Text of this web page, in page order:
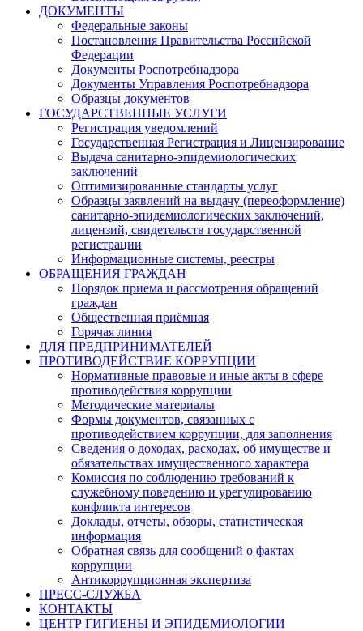
ДОКУМЕНТЫ
Федеральные законы
Постановления Правительства Российской
Федерации
Документы Роспотребнадзора
Документы Управления Роспотребнадзора
Образцы документов
ГОСУДАРСТВЕННЫЕ УСЛУГИ
Регистрация уведомлений
Государственная Регистрация и Лицензирование
Выдача санитарно-эпидемиологических
заключений
Оптимизированные стандарты услуг
Образцы заявлений на выдачу (переоформление)
санитарно-эпидемиологических заключений,
лицензий, свидетельств государственной
регистрации
Информационные системы, реестры
ОБРАЩЕНИЯ ГРАЖДАН
Порядок приема и рассмотрения обращений
граждан
Общественная приёмная
Горячая линия
ДЛЯ ПРЕДПРИНИМАТЕЛЕЙ
ПРОТИВОДЕЙСТВИЕ КОРРУПЦИИ
Нормативные правовые и иные акты в сфере
противодействия коррупции
Методические материалы
Формы документов, связанных с
противодействием коррупции, для заполнения
Сведения о доходах, расходах, об имуществе и
обязательствах имущественного характера
Комиссия по соблюдению требований к
служебному поведению и урегулированию
конфликта интересов
Доклады, отчеты, обзоры, статистическая
информация
Обратная связь для сообщений о фактах
коррупции
Антикоррупционная экспертиза
ПРЕСС-СЛУЖБА
КОНТАКТЫ
ЦЕНТР ГИГИЕНЫ И ЭПИДЕМИОЛОГИИ